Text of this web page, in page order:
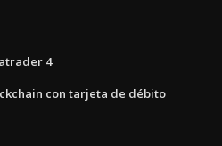
4
con tarjeta de débito